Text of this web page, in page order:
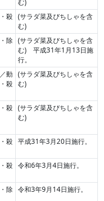
む)
殺 (サラダ菜及びちしゃを含
む)
除 (サラダ菜及びちしゃを含
む) 平成31年1月13日施
行。
動
殺
(サラダ菜及びちしゃを含
む)
殺 (サラダ菜及びちしゃを含
む)
殺 平成31年3月20日施行。
殺 令和6年3月4日施行。
除 令和3年9月14日施行。